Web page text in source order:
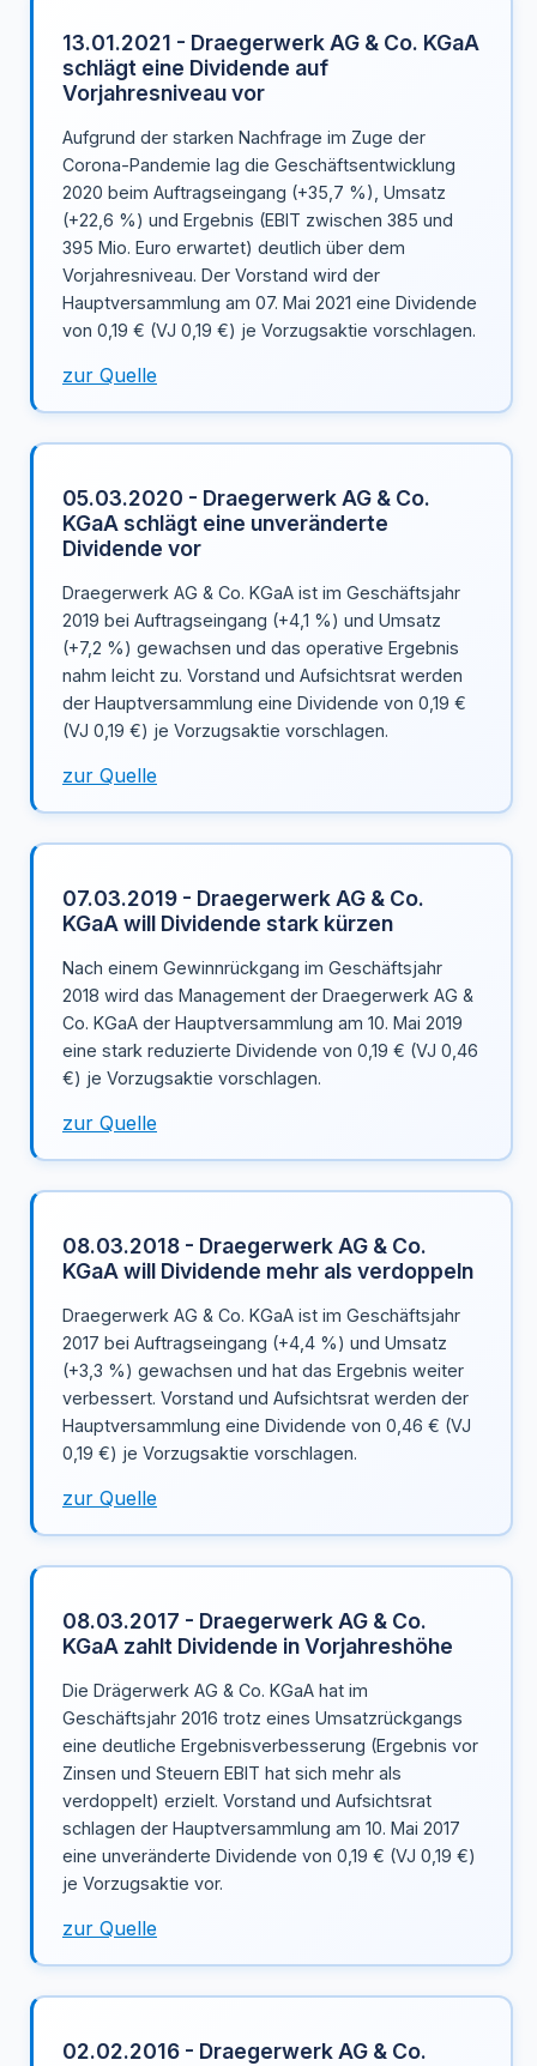
13.01.2021 - Draegerwerk AG & Co. KGaA
schlägt eine Dividende auf
Vorjahresniveau vor
Aufgrund der starken Nachfrage im Zuge der
Corona-Pandemie lag die Geschäftsentwicklung
2020 beim Auftragseingang (+35,7 %), Umsatz
(+22,6 %) und Ergebnis (EBIT zwischen 385 und
395 Mio. Euro erwartet) deutlich über dem
Vorjahresniveau. Der Vorstand wird der
Hauptversammlung am 07. Mai 2021 eine Dividende
von 0,19 € (VJ 0,19 €) je Vorzugsaktie vorschlagen.
zur Quelle
05.03.2020 - Draegerwerk AG & Co.
KGaA schlägt eine unveränderte
Dividende vor
Draegerwerk AG & Co. KGaA ist im Geschäftsjahr
2019 bei Auftragseingang (+4,1 %) und Umsatz
(+7,2 %) gewachsen und das operative Ergebnis
nahm leicht zu. Vorstand und Aufsichtsrat werden
der Hauptversammlung eine Dividende von 0,19 €
(VJ 0,19 €) je Vorzugsaktie vorschlagen.
zur Quelle
07.03.2019 - Draegerwerk AG & Co.
KGaA will Dividende stark kürzen
Nach einem Gewinnrückgang im Geschäftsjahr
2018 wird das Management der Draegerwerk AG &
Co. KGaA der Hauptversammlung am 10. Mai 2019
eine stark reduzierte Dividende von 0,19 € (VJ 0,46
€) je Vorzugsaktie vorschlagen.
zur Quelle
08.03.2018 - Draegerwerk AG & Co.
KGaA will Dividende mehr als verdoppeln
Draegerwerk AG & Co. KGaA ist im Geschäftsjahr
2017 bei Auftragseingang (+4,4 %) und Umsatz
(+3,3 %) gewachsen und hat das Ergebnis weiter
verbessert. Vorstand und Aufsichtsrat werden der
Hauptversammlung eine Dividende von 0,46 € (VJ
0,19 €) je Vorzugsaktie vorschlagen.
zur Quelle
08.03.2017 - Draegerwerk AG & Co.
KGaA zahlt Dividende in Vorjahreshöhe
Die Drägerwerk AG & Co. KGaA hat im
Geschäftsjahr 2016 trotz eines Umsatzrückgangs
eine deutliche Ergebnisverbesserung (Ergebnis vor
Zinsen und Steuern EBIT hat sich mehr als
verdoppelt) erzielt. Vorstand und Aufsichtsrat
schlagen der Hauptversammlung am 10. Mai 2017
eine unveränderte Dividende von 0,19 € (VJ 0,19 €)
je Vorzugsaktie vor.
zur Quelle
02.02.2016 - Draegerwerk AG & Co.